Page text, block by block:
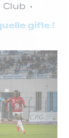
Club
gifle !